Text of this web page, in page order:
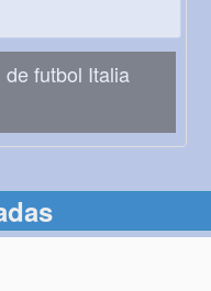
de futbol Italia